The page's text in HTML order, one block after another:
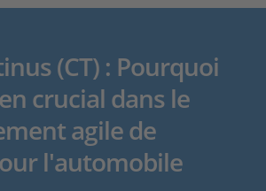
(CT) : Pourquoi
crucial dans le
agile de
l'automobile